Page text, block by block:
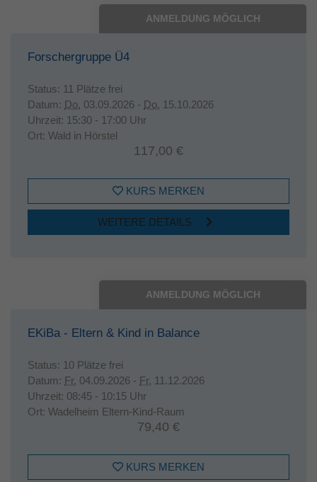
ANMELDUNG MÖGLICH
Forschergruppe Ü4
Status: 11 Plätze frei
Datum: Do. 03.09.2026 - Do. 15.10.2026
Uhrzeit: 15:30 - 17:00 Uhr
Ort: Wald in Hörstel
117,00 €
KURS MERKEN
WEITERE DETAILS
ANMELDUNG MÖGLICH
EKiBa - Eltern & Kind in Balance
Status: 10 Plätze frei
Datum: Fr. 04.09.2026 - Fr. 11.12.2026
Uhrzeit: 08:45 - 10:15 Uhr
Ort: Wadelheim Eltern-Kind-Raum
79,40 €
KURS MERKEN